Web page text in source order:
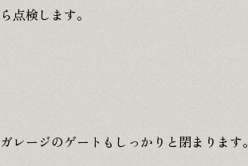
ら点検します。
ガレージのゲートもしっかりと閉まります。